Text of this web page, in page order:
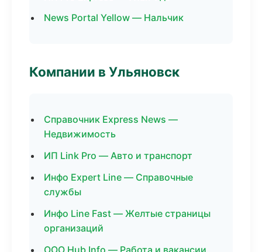
News Portal Yellow — Нальчик
Компании в Ульяновск
Справочник Express News —
Недвижимость
ИП Link Pro — Авто и транспорт
Инфо Expert Line — Справочные
службы
Инфо Line Fast — Желтые страницы
организаций
ООО Hub Info — Работа и вакансии